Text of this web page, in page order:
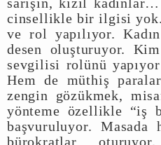
cinsellikle bir ilgisi yok.
ve rol yapılıyor.
desen oluşturuyor.
sevgilisi rolünü
Hem de müthiş
zengin gözükmek,
yönteme özellikle “iş
başvuruluyor.
bürokratlar